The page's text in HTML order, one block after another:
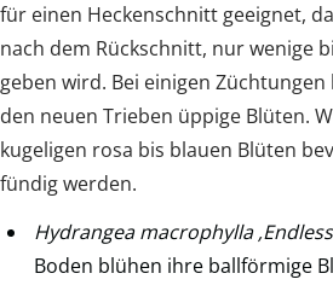
für einen Heckenschnitt geeignet,
nach dem Rückschnitt, nur wenige
geben wird. Bei einigen
den neuen Trieben üppige Blüten.
kugeligen rosa bis blauen Blüten
fündig werden.
Hydrangea macrophylla
Boden blühen ihre ballförmige